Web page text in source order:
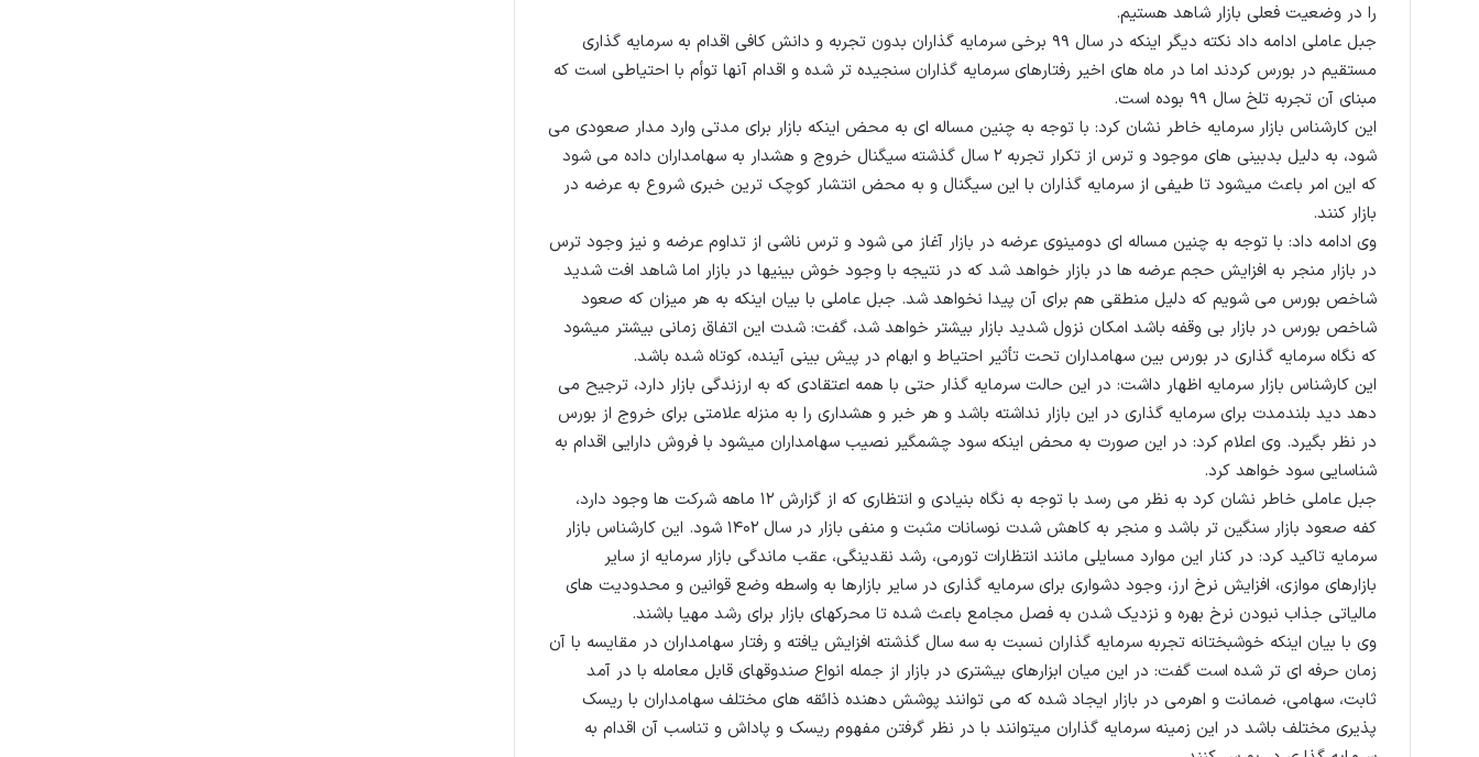
را در وضعیت فعلی بازار شاهد هستیم.
جبل عاملی ادامه داد نکته دیگر اینکه در سال ۹۹ برخی سرمایه گذاران بدون تجربه و دانش کافی اقدام به سرمایه گذاری
مستقیم در بورس کردند اما در ماه های اخیر رفتارهای سرمایه گذاران سنجیده تر شده و اقدام آنها توأم با احتیاطی است که
مبنای آن تجربه تلخ سال ۹۹ بوده است.
این کارشناس بازار سرمایه خاطر نشان کرد: با توجه به چنین مساله ای به محض اینکه بازار برای مدتی وارد مدار صعودی می
شود، به دلیل بدبینی های موجود و ترس از تکرار تجربه ۲ سال گذشته سیگنال خروج و هشدار به سهامداران داده می شود
که این امر باعث میشود تا طیفی از سرمایه گذاران با این سیگنال و به محض انتشار کوچک ترین خبری شروع به عرضه در
بازار کنند.
وی ادامه داد: با توجه به چنین مساله ای دومینوی عرضه در بازار آغاز می شود و ترس ناشی از تداوم عرضه و نیز وجود ترس
در بازار منجر به افزایش حجم عرضه ها در بازار خواهد شد که در نتیجه با وجود خوش بینیها در بازار اما شاهد افت شدید
شاخص بورس می شویم که دلیل منطقی هم برای آن پیدا نخواهد شد. جبل عاملی با بیان اینکه به هر میزان که صعود
شاخص بورس در بازار بی وقفه باشد امکان نزول شدید بازار بیشتر خواهد شد، گفت: شدت این اتفاق زمانی بیشتر میشود
که نگاه سرمایه گذاری در بورس بین سهامداران تحت تأثیر احتیاط و ابهام در پیش بینی آینده، کوتاه شده باشد.
این کارشناس بازار سرمایه اظهار داشت: در این حالت سرمایه گذار حتی با همه اعتقادی که به ارزندگی بازار دارد، ترجیح می
دهد دید بلندمدت برای سرمایه گذاری در این بازار نداشته باشد و هر خبر و هشداری را به منزله علامتی برای خروج از بورس
در نظر بگیرد. وی اعلام کرد: در این صورت به محض اینکه سود چشمگیر نصیب سهامداران میشود با فروش دارایی اقدام به
شناسایی سود خواهد کرد.
جبل عاملی خاطر نشان کرد به نظر می رسد با توجه به نگاه بنیادی و انتظاری که از گزارش ۱۲ ماهه شرکت ها وجود دارد،
کفه صعود بازار سنگین تر باشد و منجر به کاهش شدت نوسانات مثبت و منفی بازار در سال ۱۴۰۲ شود. این کارشناس بازار
سرمایه تاکید کرد: در کنار این موارد مسایلی مانند انتظارات تورمی، رشد نقدینگی، عقب ماندگی بازار سرمایه از سایر
بازارهای موازی، افزایش نرخ ارز، وجود دشواری برای سرمایه گذاری در سایر بازارها به واسطه وضع قوانین و محدودیت های
مالیاتی جذاب نبودن نرخ بهره و نزدیک شدن به فصل مجامع باعث شده تا محرکهای بازار برای رشد مهیا باشند.
وی با بیان اینکه خوشبختانه تجربه سرمایه گذاران نسبت به سه سال گذشته افزایش یافته و رفتار سهامداران در مقایسه با آن
زمان حرفه ای تر شده است گفت: در این میان ابزارهای بیشتری در بازار از جمله انواع صندوقهای قابل معامله با در آمد
ثابت، سهامی، ضمانت و اهرمی در بازار ایجاد شده که می توانند پوشش دهنده ذائقه های مختلف سهامداران با ریسک
پذیری مختلف باشد در این زمینه سرمایه گذاران میتوانند با در نظر گرفتن مفهوم ریسک و پاداش و تناسب آن اقدام به